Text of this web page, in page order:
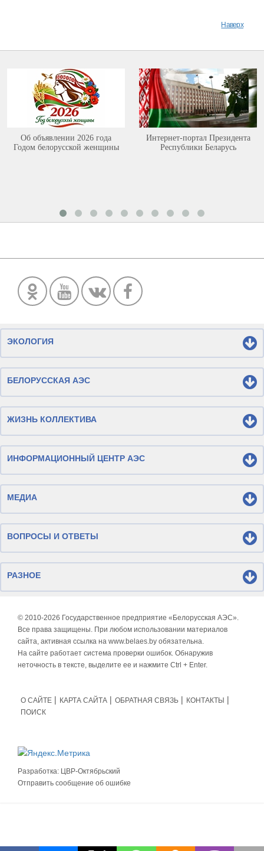
Наверх
Об объявлении 2026 года
Годом белорусской женщины
Интернет-портал Президента
Республики Беларусь
ЭКОЛОГИЯ
БЕЛОРУССКАЯ АЭС
ЖИЗНЬ КОЛЛЕКТИВА
ИНФОРМАЦИОННЫЙ ЦЕНТР АЭС
МЕДИА
ВОПРОСЫ И ОТВЕТЫ
РАЗНОЕ
© 2010-2026 Государственное предприятие «Белорусская АЭС».
Все права защищены. При любом использовании материалов
сайта, активная ссылка на www.belaes.by обязательна.
На сайте работает система проверки ошибок. Обнаружив
неточность в тексте, выделите ее и нажмите Ctrl + Enter.
О САЙТЕ КАРТА САЙТА ОБРАТНАЯ СВЯЗЬ
КОНТАКТЫ
ПОИСК
Разработка: ЦВР-Октябрьский
Отправить сообщение об ошибке